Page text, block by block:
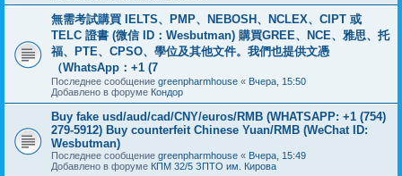
無需考試購買 IELTS、PMP、NEBOSH、NCLEX、CIPT 或
TELC 證書 (微信 ID：Wesbutman) 購買GREE、NCE、雅思、托
福、PTE、CPSO、學位及其他文件。我們也提供文憑
（WhatsApp：+1 (7
Последнее сообщение greenpharmhouse « Вчера, 15:50
Добавлено в форуме Кондор
Buy fake usd/aud/cad/CNY/euros/RMB (WHATSAPP: +1 (754)
279-5912) Buy counterfeit Chinese Yuan/RMB (WeChat ID:
Wesbutman)
Последнее сообщение greenpharmhouse « Вчера, 15:49
Добавлено в форуме КПМ 32/5 ЗПТО им. Кирова